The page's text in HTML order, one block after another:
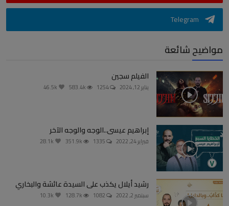
Telegram
مواضيح شائعة
الفيلم سجين
يناير 12, 2024
إبراهيم عيسى..الوجه والوجه الآخر
فبراير 24, 2022
رشيد أيلال يكذب على السيدة عائشة والبخاري
سبتمبر 2, 2022